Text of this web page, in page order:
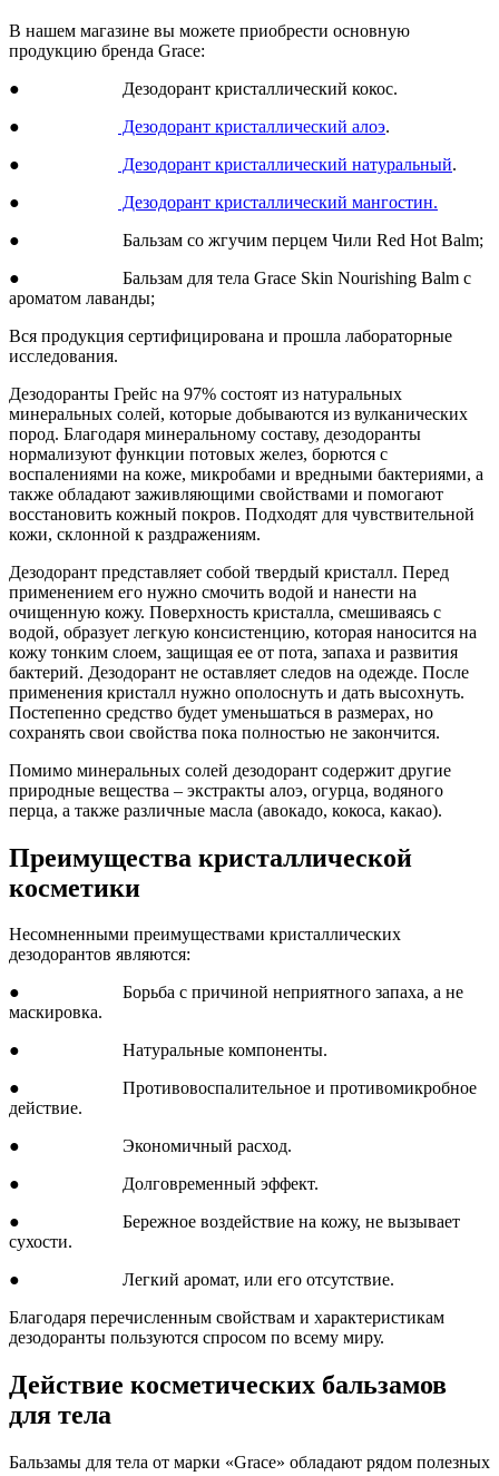
В нашем магазине вы можете приобрести основную
продукцию бренда Grace:
● Дезодорант кристаллический кокос.
●
Дезодорант кристаллический алоэ.
●
Дезодорант кристаллический натуральный.
●
Дезодорант кристаллический мангостин.
● Бальзам со жгучим перцем Чили Red Hot Balm;
● Бальзам для тела Grace Skin Nourishing Balm с
ароматом лаванды;
Вся продукция сертифицирована и прошла лабораторные
исследования.
Дезодоранты Грейс на 97% состоят из натуральных
минеральных солей, которые добываются из вулканических
пород. Благодаря минеральному составу, дезодоранты
нормализуют функции потовых желез, борются с
воспалениями на коже, микробами и вредными бактериями, а
также обладают заживляющими свойствами и помогают
восстановить кожный покров. Подходят для чувствительной
кожи, склонной к раздражениям.
Дезодорант представляет собой твердый кристалл. Перед
применением его нужно смочить водой и нанести на
очищенную кожу. Поверхность кристалла, смешиваясь с
водой, образует легкую консистенцию, которая наносится на
кожу тонким слоем, защищая ее от пота, запаха и развития
бактерий. Дезодорант не оставляет следов на одежде. После
применения кристалл нужно ополоснуть и дать высохнуть.
Постепенно средство будет уменьшаться в размерах, но
сохранять свои свойства пока полностью не закончится.
Помимо минеральных солей дезодорант содержит другие
природные вещества – экстракты алоэ, огурца, водяного
перца, а также различные масла (авокадо, кокоса, какао).
Преимущества кристаллической
косметики
Несомненными преимуществами кристаллических
дезодорантов являются:
● Борьба с причиной неприятного запаха, а не
маскировка.
● Натуральные компоненты.
● Противовоспалительное и противомикробное
действие.
● Экономичный расход.
● Долговременный эффект.
● Бережное воздействие на кожу, не вызывает
сухости.
● Легкий аромат, или его отсутствие.
Благодаря перечисленным свойствам и характеристикам
дезодоранты пользуются спросом по всему миру.
Действие косметических бальзамов
для тела
Бальзамы для тела от марки «Grace» обладают рядом полезных